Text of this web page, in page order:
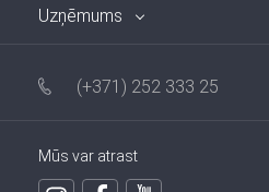
Uzņēmums
(+371) 252 333 25
Mūs var atrast